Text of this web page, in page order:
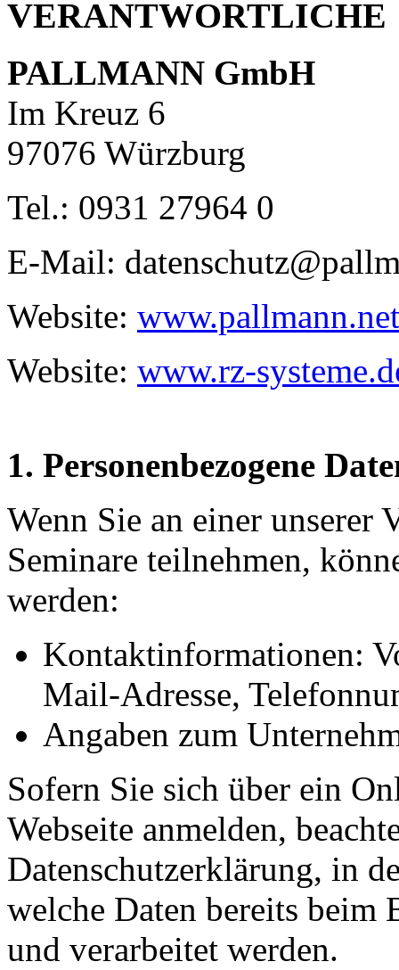
VERANTWORTLICHE
PALLMANN GmbH
Im Kreuz 6
97076 Würzburg
Tel.: 0931 27964 0
E-Mail:
Website: www.pallmann.net
Website: www.rz-
1. Personenbezogene
Wenn Sie an einer unserer
Seminare teilnehmen,
werden:
Kontaktinformationen:
Mail-Adresse,
Angaben zum
Sofern Sie sich über ein
Webseite anmelden,
Datenschutzerklärung, in
welche Daten bereits beim
und verarbeitet werden.